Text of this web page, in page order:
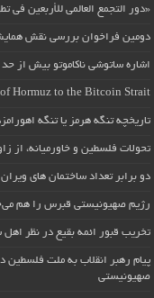
«دور التجمع العالمي للأربعين في
دومین فراخوان بررسی نقش
اشاره ساتوشی ناکاموتو بیش از
Hormuz to the Bitcoin Strait
تاریخچه تنگه هرمز یا تنگه
تحولات فلسطین و خاورمیانه،
دو برابر تعداد ساختمان های
رژیم صهیونیستی قبرس را هم
تخریب قبور ائمه بقیع در نظر اهل
پیام رهبر انقلاب به ملت فلسطین
صهیونیستی